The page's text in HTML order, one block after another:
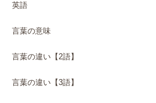
英語
言葉の意味
言葉の違い【2語】
言葉の違い【3語】